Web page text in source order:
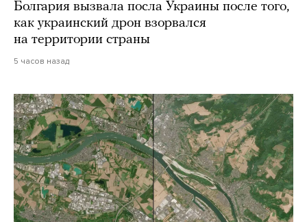
Болгария вызвала посла Украины после того,
как украинский дрон взорвался
на территории страны
5 часов назад